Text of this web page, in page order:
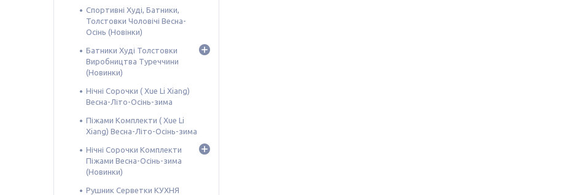
Спортивні Худі, Батники,
Толстовки Чоловічі Весна-
Осінь (Новінки)
Батники Худі Толстовки
Виробництва Туреччини
(Новинки)
Нічні Сорочки ( Xue Li Xiang)
Весна-Літо-Осінь-зима
Піжами Комплекти ( Xue Li
Xiang) Весна-Літо-Осінь-зима
Нічні Сорочки Комплекти
Піжами Весна-Осінь-зима
(Новинки)
Рушник Серветки КУХНЯ